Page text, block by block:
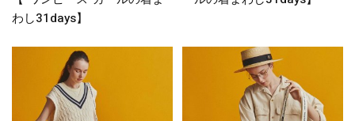
わし31days】